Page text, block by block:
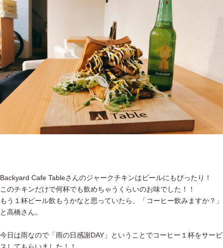
Backyard Cafe Tableさんのジャークチキンはビールにもぴったり！
このチキンだけで何杯でも飲めちゃうくらいのお味でした！！
もう１杯ビール飲もうかなと思っていたら、「コーヒー飲みますか？」
と高橋さん。
今日は雨なので「雨の日感謝DAY」ということでコーヒー１杯をサービ